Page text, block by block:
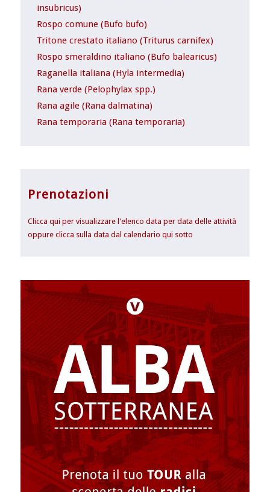
insubricus)
Rospo comune (Bufo bufo)
Tritone crestato italiano (Triturus carnifex)
Rospo smeraldino italiano (Bufo balearicus)
Raganella italiana (Hyla intermedia)
Rana verde (Pelophylax spp.)
Rana agile (Rana dalmatina)
Rana temporaria (Rana temporaria)
Prenotazioni
Clicca qui per visualizzare l'elenco data per data delle attività
oppure clicca sulla data dal calendario qui sotto